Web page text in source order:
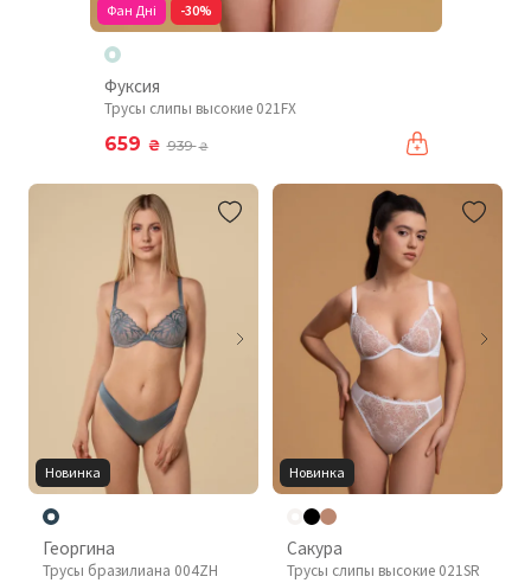
Фан Дні -30%
Фуксия
Трусы слипы высокие 021FX
659 ₴ 939₴
Новинка
Георгина
Трусы бразилиана 004ZH
Новинка
Сакура
Трусы слипы высокие 021SR